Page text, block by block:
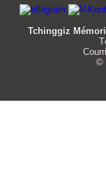
Tchinggiz
©